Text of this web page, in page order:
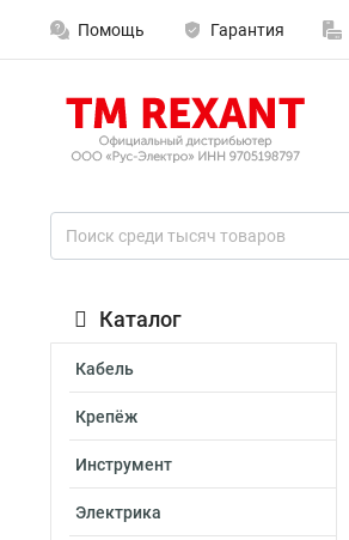
Помощь Гарантия
Каталог
Кабель
Крепёж
Инструмент
Электрика